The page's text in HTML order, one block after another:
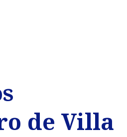
de Villa